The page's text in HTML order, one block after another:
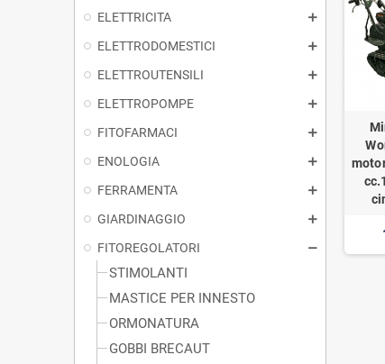
ELETTRICITA
ELETTRODOMESTICI
ELETTROUTENSILI
ELETTROPOMPE
FITOFARMACI
ENOLOGIA
FERRAMENTA
GIARDINAGGIO
FITOREGOLATORI
STIMOLANTI
MASTICE PER INNESTO
ORMONATURA
GOBBI BRECAUT